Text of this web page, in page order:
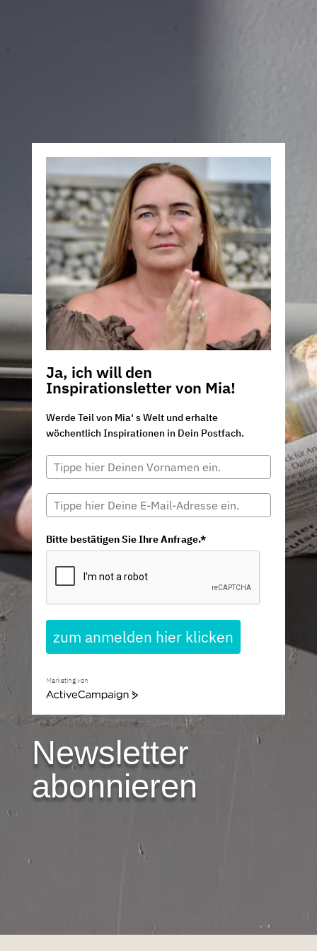
Ja, ich will den
Inspirationsletter von Mia!
Werde Teil von Mia‘ s Welt und erhalte
wöchentlich Inspirationen in Dein Postfach.
Bitte bestätigen Sie Ihre Anfrage.*
zum anmelden hier klicken
Marketing von
ActiveCampaign
Newsletter
abonnieren